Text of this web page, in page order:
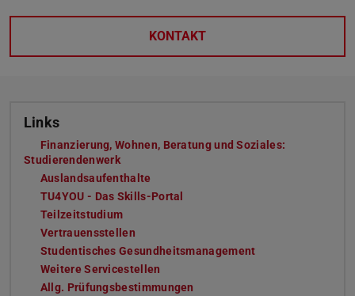
KONTAKT
Links
Finanzierung, Wohnen, Beratung und Soziales:
Studierendenwerk
Auslandsaufenthalte
TU4YOU - Das Skills-Portal
Teilzeitstudium
Vertrauensstellen
Studentisches Gesundheitsmanagement
Weitere Servicestellen
Allg. Prüfungsbestimmungen